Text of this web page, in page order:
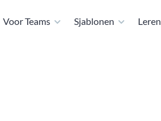
Voor Teams Sjablonen Leren